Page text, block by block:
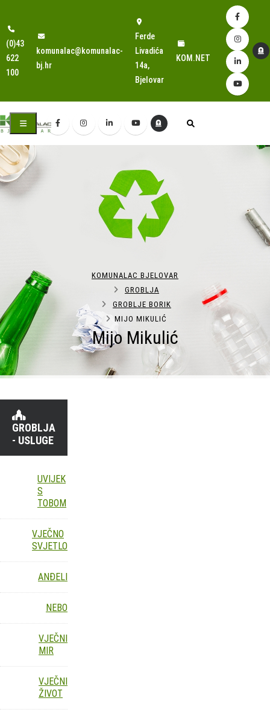
(0)43
622
100
komunalac@komunalac-
bj.hr
Ferde
Livadića
14a,
Bjelovar
KOM.NET
Mijo Mikulić
KOMUNALAC BJELOVAR
GROBLJA
GROBLJE BORIK
MIJO MIKULIĆ
GROBLJA
- USLUGE
UVIJEK
S
TOBOM
VJEČNO
SVJETLO
ANĐELI
NEBO
VJEČNI
MIR
VJEČNI
ŽIVOT